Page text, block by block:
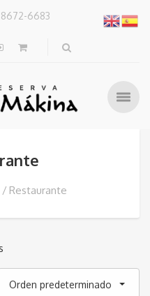
6683
Restaurante
Orden predeterminado